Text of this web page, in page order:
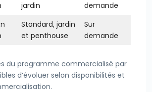
jardin
demande
Standard, jardin
et penthouse
Sur
demande
du programme commercialisé par
d’évoluer selon disponibilités et